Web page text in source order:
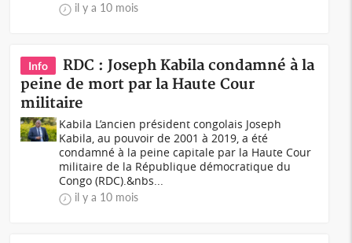
il y a 10 mois
Info
RDC : Joseph Kabila condamné à la
peine de mort par la Haute Cour
militaire
Kabila L’ancien président congolais Joseph
Kabila, au pouvoir de 2001 à 2019, a été
condamné à la peine capitale par la Haute Cour
militaire de la République démocratique du
Congo (RDC).&nbs...
il y a 10 mois